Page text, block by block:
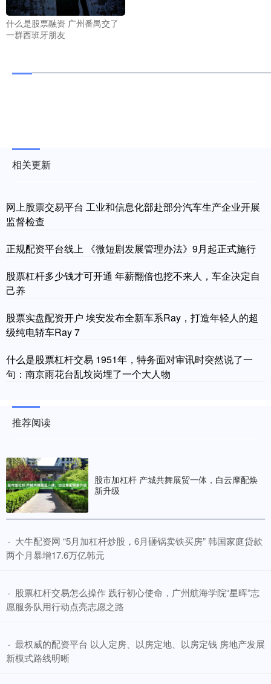
什么是股票融资 广州番禺交了
一群西班牙朋友
相关更新
网上股票交易平台 工业和信息化部赴部分汽车生产企业开展
监督检查
正规配资平台线上 《微短剧发展管理办法》9月起正式施行
股票杠杆多少钱才可开通 年薪翻倍也挖不来人，车企决定自
己养
股票实盘配资开户 埃安发布全新车系Ray，打造年轻人的超
级纯电轿车Ray 7
什么是股票杠杆交易 1951年，特务面对审讯时突然说了一
句：南京雨花台乱坟岗埋了一个大人物
推荐阅读
股市加杠杆 产城共舞展贸一体，白云摩配焕
新升级
· ​大牛配资网 “5月加杠杆炒股，6月砸锅卖铁买房” 韩国家庭贷款
两个月暴增17.6万亿韩元
· ​股票杠杆交易怎么操作 践行初心使命，广州航海学院“星晖”志
愿服务队用行动点亮志愿之路
· ​最权威的配资平台 以人定房、以房定地、以房定钱 房地产发展
新模式路线明晰